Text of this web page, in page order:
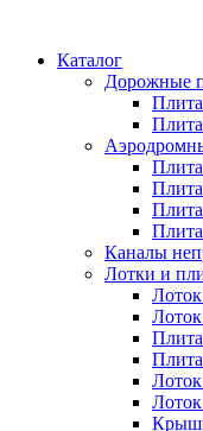
Каталог
Дорожные
Каналы
Лотки и